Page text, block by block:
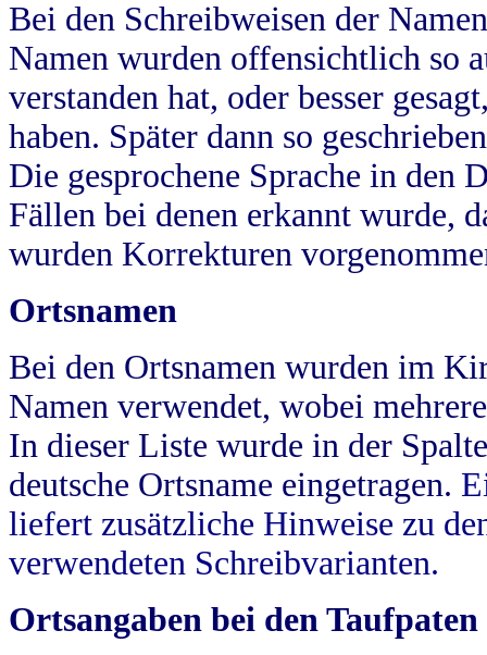
Bei den Schreibweisen der
Namen wurden offensichtlich so
verstanden hat, oder besser
haben. Später dann so
Die gesprochene Sprache in
Fällen bei denen erkannt wurde,
wurden Korrekturen
Ortsnamen
Bei den Ortsnamen wurden im
Namen verwendet, wobei
In dieser Liste wurde in der
deutsche Ortsname eingetragen.
liefert zusätzliche Hinweise zu
verwendeten Schreibvarianten.
Ortsangaben bei den Taufpaten